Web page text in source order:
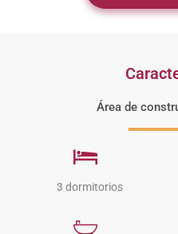
Área de
3 dormitorios